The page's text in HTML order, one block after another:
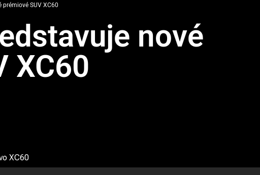
SUV XC60
nové
XC60
XC60